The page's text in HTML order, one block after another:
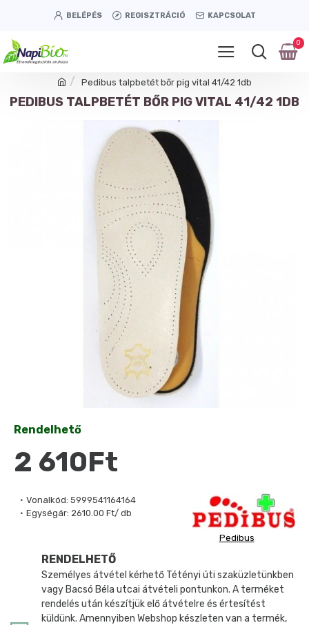
BELÉPÉS REGISZTRÁCIÓ KAPCSOLAT
0
Pedibus talpbetét bőr pig vital 41/42 1db
PEDIBUS TALPBETÉT BŐR PIG VITAL 41/42 1DB
Vonalkód: 5999541164164
Egységár: 2610.00 Ft/ db
Pedibus
Rendelhető
2 610Ft
RENDELHETŐ
Személyes átvétel kérhető Tétényi úti szaküzletünkben
vagy Bacsó Béla utcai átvételi pontunkon. A terméket
rendelés után készítjük elő átvételre és értesítést
küldünk. Amennyiben Webshop készleten van a termék,